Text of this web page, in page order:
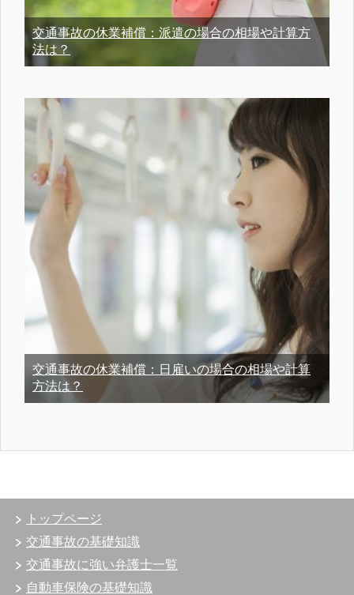
交通事故の休業補償：派遣の場合の相場や計算方
法は？
交通事故の休業補償：日雇いの場合の相場や計算
方法は？
トップページ
交通事故の基礎知識
交通事故に強い弁護士一覧
自動車保険の基礎知識